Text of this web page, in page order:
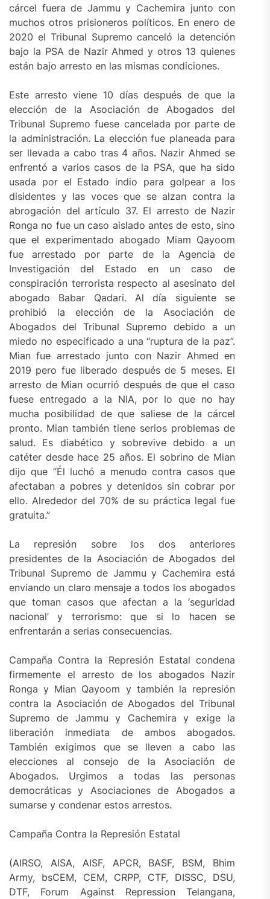
cárcel fuera de Jammu y Cachemira junto con
muchos otros prisioneros políticos. En enero de
2020 el Tribunal Supremo canceló la detención
bajo la PSA de Nazir Ahmed y otros 13 quienes
están bajo arresto en las mismas condiciones.
Este arresto viene 10 días después de que la
elección de la Asociación de Abogados del
Tribunal Supremo fuese cancelada por parte de
la administración. La elección fue planeada para
ser llevada a cabo tras 4 años. Nazir Ahmed se
enfrentó a varios casos de la PSA, que ha sido
usada por el Estado indio para golpear a los
disidentes y las voces que se alzan contra la
abrogación del artículo 37. El arresto de Nazir
Ronga no fue un caso aislado antes de esto, sino
que el experimentado abogado Miam Qayoom
fue arrestado por parte de la Agencia de
Investigación del Estado en un caso de
conspiración terrorista respecto al asesinato del
abogado Babar Qadari. Al día siguiente se
prohibió la elección de la Asociación de
Abogados del Tribunal Supremo debido a un
miedo no especificado a una “ruptura de la paz”.
Mian fue arrestado junto con Nazir Ahmed en
2019 pero fue liberado después de 5 meses. El
arresto de Mian ocurrió después de que el caso
fuese entregado a la NIA, por lo que no hay
mucha posibilidad de que saliese de la cárcel
pronto. Mian también tiene serios problemas de
salud. Es diabético y sobrevive debido a un
catéter desde hace 25 años. El sobrino de Mian
dijo que “Él luchó a menudo contra casos que
afectaban a pobres y detenidos sin cobrar por
ello. Alrededor del 70% de su práctica legal fue
gratuita.”
La represión sobre los dos anteriores
presidentes de la Asociación de Abogados del
Tribunal Supremo de Jammu y Cachemira está
enviando un claro mensaje a todos los abogados
que toman casos que afectan a la ‘seguridad
nacional’ y terrorismo: que si lo hacen se
enfrentarán a serias consecuencias.
Campaña Contra la Represión Estatal condena
firmemente el arresto de los abogados Nazir
Ronga y Mian Qayoom y también la represión
contra la Asociación de Abogados del Tribunal
Supremo de Jammu y Cachemira y exige la
liberación inmediata de ambos abogados.
También exigimos que se lleven a cabo las
elecciones al consejo de la Asociación de
Abogados. Urgimos a todas las personas
democráticas y Asociaciones de Abogados a
sumarse y condenar estos arrestos.
Campaña Contra la Represión Estatal
(AIRSO, AISA, AISF, APCR, BASF, BSM, Bhim
Army, bsCEM, CEM, CRPP, CTF, DISSC, DSU,
DTF, Forum Against Repression Telangana,